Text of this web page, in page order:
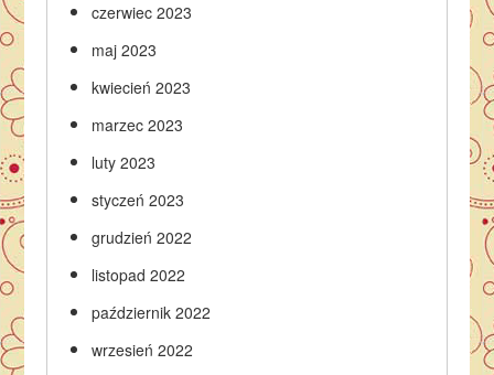
czerwiec 2023
maj 2023
kwiecień 2023
marzec 2023
luty 2023
styczeń 2023
grudzień 2022
listopad 2022
październik 2022
wrzesień 2022